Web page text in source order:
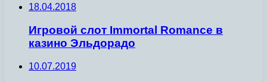
18.04.2018
Игровой слот Immortal Romance в
казино Эльдорадо
10.07.2019